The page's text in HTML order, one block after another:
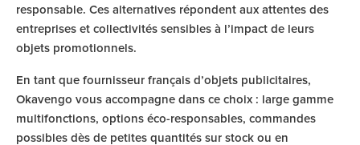
responsable. Ces alternatives répondent aux attentes des
entreprises et collectivités sensibles à l’impact de leurs
objets promotionnels.
En tant que fournisseur français d’objets publicitaires,
Okavengo vous accompagne dans ce choix : large gamme
multifonctions, options éco-responsables, commandes
possibles dès de petites quantités sur stock ou en